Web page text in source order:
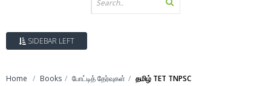
SIDEBAR LEFT
Home Books போட்டித் தேர்வுகள் தமிழ் TET TNPSC